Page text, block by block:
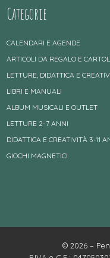
Categorie
CALENDARI E AGENDE
ARTICOLI DA REGALO E
LETTURE, DIDATTICA E
LIBRI E MANUALI
ALBUM MUSICALI E OUTLET
LETTURE 2-7 ANNI
DIDATTICA E CREATIVITÀ 3-11
GIOCHI MAGNETICI
© 2026 –